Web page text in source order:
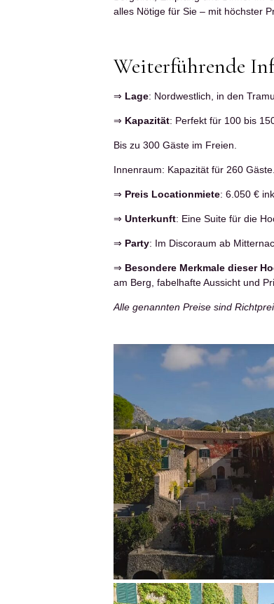
alles Nötige für Sie – mit höchster
Weiterführende
⇒ Lage: Nordwestlich, in den
⇒ Kapazität: Perfekt für 100 bis
Bis zu 300 Gäste im Freien.
Innenraum: Kapazität für 260 Gäste.
⇒ Preis Locationmiete: 6.050 €
⇒ Unterkunft: Eine Suite für die
⇒ Party: Im Discoraum ab
⇒ Besondere Merkmale dieser
am Berg, fabelhafte Aussicht und
Alle genannten Preise sind